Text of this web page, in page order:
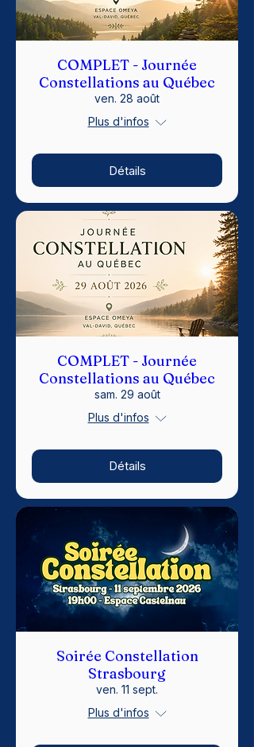
COMPLET - Journée
Constellations au Québec
ven. 28 août
Plus d'infos
Détails
COMPLET - Journée
Constellations au Québec
sam. 29 août
Plus d'infos
Détails
Soirée Constellation
Strasbourg
ven. 11 sept.
Plus d'infos